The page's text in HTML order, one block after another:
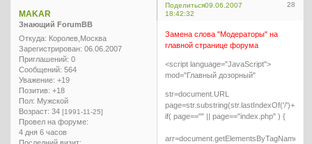
Поделиться 28
09.06.2007
18:42:32
MAKAR
Знающий ForumBB
Откуда: Королев,Москва
Зарегистрирован: 06.06.2007
Приглашений: 0
Сообщений: 564
Уважение: +19
Позитив: +18
Пол: Мужской
Возраст: 34 [1991-11-25]
Провел на форуме:
4 дня 6 часов
Последний визит:
Замена слова "Модераторы" на
главной странице форума
<script language="JavaScript">
mod="Главный дозорный"
str=document.URL
page=str.substring(str.lastIndexOf('/')+1)
if( page=="" || page=="index.php" ) {